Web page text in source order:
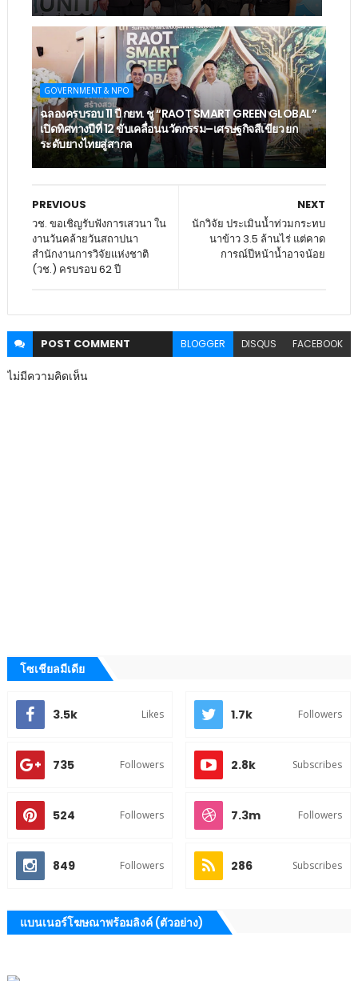
GOVERNMENT & NPO
ฉลองครบรอบ 11 ปี กยท. ชู “RAOT SMART GREEN GLOBAL”
เปิดทิศทางปีที่ 12 ขับเคลื่อนนวัตกรรม–เศรษฐกิจสีเขียว ยก
ระดับยางไทยสู่สากล
NEXT
นักวิจัย ประเมินน้ำท่วมกระทบ
นาข้าว 3.5 ล้านไร่ แต่คาด
การณ์ปีหน้าน้ำอาจน้อย
PREVIOUS
วช. ขอเชิญรับฟังการเสวนา ใน
งานวันคล้ายวันสถาปนา
สำนักงานการวิจัยแห่งชาติ
(วช.) ครบรอบ 62 ปี
POST COMMENT BLOGGER DISQUS FACEBOOK
ไม่มีความคิดเห็น
โซเชียลมีเดีย
3.5k Likes 1.7k Followers
735 Followers 2.8k Subscribes
524 Followers 7.3m Followers
849 Followers 286 Subscribes
แบนเนอร์โฆษณาพร้อมลิงค์ (ตัวอย่าง)